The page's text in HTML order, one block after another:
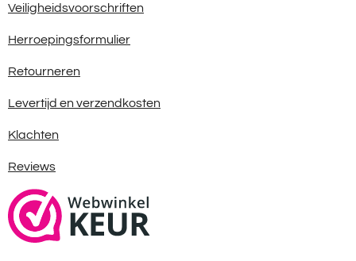
Veiligheidsvoorschriften
Herroepingsformulier
Retourneren
Levertijd en verzendkosten
Klachten
Reviews